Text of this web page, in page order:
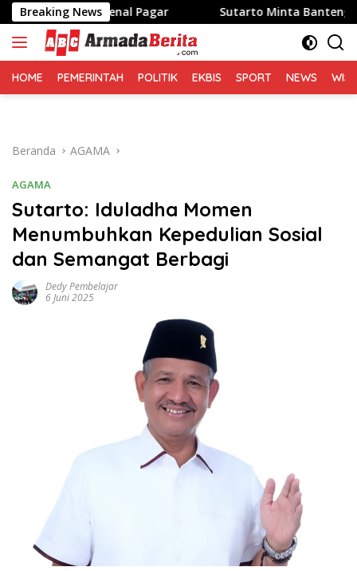
Langsung
ke
konten
Breaking News
Mengenal Pagar Sutarto Minta Banteng Sumut
HOME PEMERINTAH POLITIK EKBIS SPORT NEWS
Beranda AGAMA
AGAMA
Sutarto: Iduladha Momen
Menumbuhkan Kepedulian Sosial
dan Semangat Berbagi
Dedy Pembelajar
6 Juni 2025